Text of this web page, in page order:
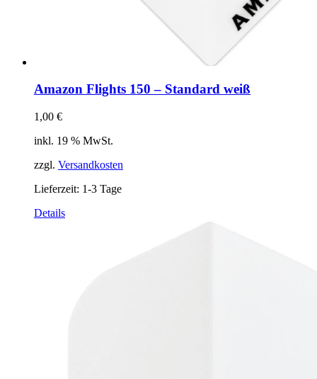
Amazon Flights 150 – Standard weiß
1,00 €
inkl. 19 % MwSt.
zzgl. Versandkosten
Lieferzeit: 1-3 Tage
Details